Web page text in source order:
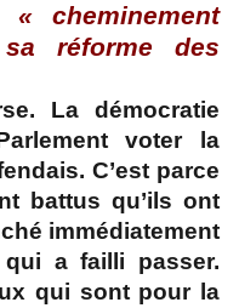
« cheminement
réforme des
La démocratie
voter la
C’est parce
battus qu’ils ont
immédiatement
a failli passer.
qui sont pour la